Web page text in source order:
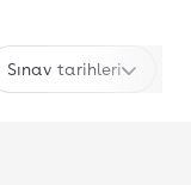
Sınav tarihleri